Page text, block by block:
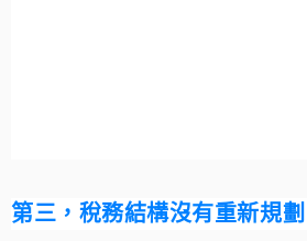
第三 ， 稅務結構沒有重新規劃